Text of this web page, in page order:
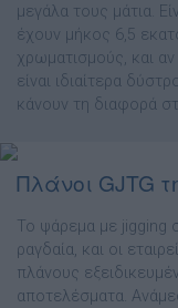
μεγάλα τους μάτια.
έχουν μήκος 6,5
χρωματισμούς, και
είναι ιδιαίτερα
κάνουν τη διαφορά
Πλάνοι GJTG
Το ψάρεµα µε jigging
ραγδαία, και οι
πλάνους
αποτελέσµατα.